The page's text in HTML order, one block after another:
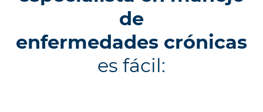
de
enfermedades crónicas
es fácil: